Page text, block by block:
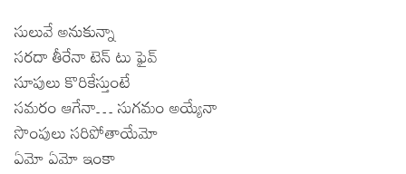
సులువే అనుకున్నా
సరదా తీరేనా టెన్ టు ఫైవ్
సూపులు కొరికేస్తుంటే
సమరం ఆగేనా… సుగమం అయ్యేనా
సొంపులు సరిపోతాయేమో
ఏమో ఏమో ఇంకా